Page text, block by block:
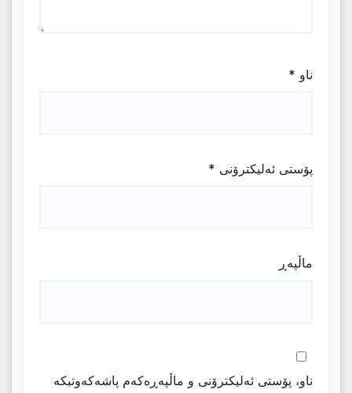
ناو *
پۆستی ئەلیکترۆنی *
ماڵپه‌ڕ
ناو، پۆستی ئەلیکترۆنی و ماڵپەڕەکەم پاشەکەوتبکە